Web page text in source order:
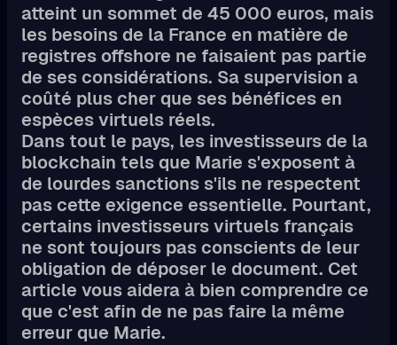
atteint un sommet de 45 000 euros, mais
les besoins de la France en matière de
registres offshore ne faisaient pas partie
de ses considérations. Sa supervision a
coûté plus cher que ses bénéfices en
espèces virtuels réels.
Dans tout le pays, les investisseurs de la
blockchain tels que Marie s'exposent à
de lourdes sanctions s'ils ne respectent
pas cette exigence essentielle. Pourtant,
certains investisseurs virtuels français
ne sont toujours pas conscients de leur
obligation de déposer le document. Cet
article vous aidera à bien comprendre ce
que c'est afin de ne pas faire la même
erreur que Marie.